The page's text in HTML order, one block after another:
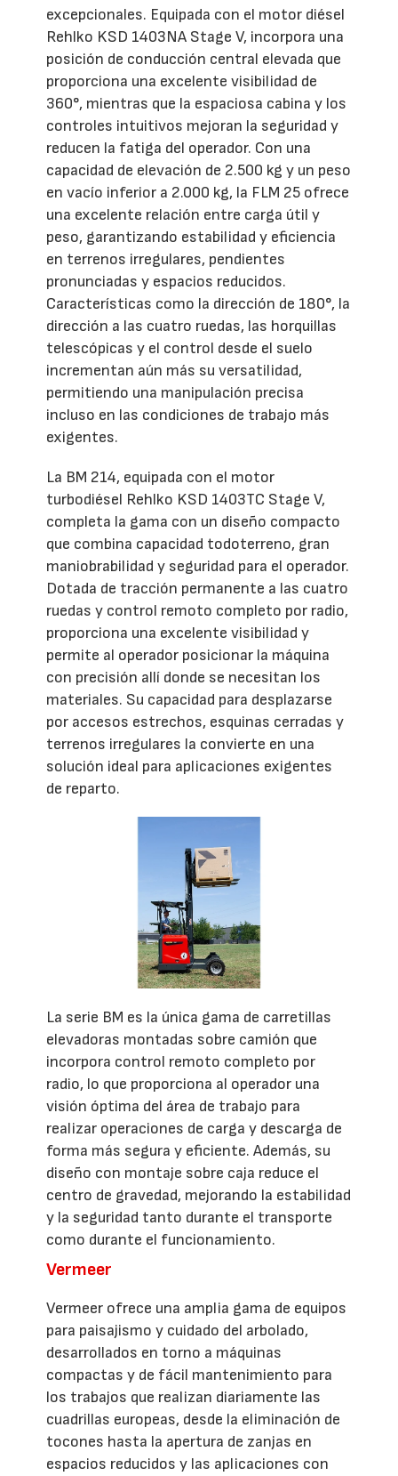
excepcionales. Equipada con el motor diésel
Rehlko KSD 1403NA Stage V, incorpora una
posición de conducción central elevada que
proporciona una excelente visibilidad de
360°, mientras que la espaciosa cabina y los
controles intuitivos mejoran la seguridad y
reducen la fatiga del operador. Con una
capacidad de elevación de 2.500 kg y un peso
en vacío inferior a 2.000 kg, la FLM 25 ofrece
una excelente relación entre carga útil y
peso, garantizando estabilidad y eficiencia
en terrenos irregulares, pendientes
pronunciadas y espacios reducidos.
Características como la dirección de 180°, la
dirección a las cuatro ruedas, las horquillas
telescópicas y el control desde el suelo
incrementan aún más su versatilidad,
permitiendo una manipulación precisa
incluso en las condiciones de trabajo más
exigentes.
La BM 214, equipada con el motor
turbodiésel Rehlko KSD 1403TC Stage V,
completa la gama con un diseño compacto
que combina capacidad todoterreno, gran
maniobrabilidad y seguridad para el operador.
Dotada de tracción permanente a las cuatro
ruedas y control remoto completo por radio,
proporciona una excelente visibilidad y
permite al operador posicionar la máquina
con precisión allí donde se necesitan los
materiales. Su capacidad para desplazarse
por accesos estrechos, esquinas cerradas y
terrenos irregulares la convierte en una
solución ideal para aplicaciones exigentes
de reparto.
La serie BM es la única gama de carretillas
elevadoras montadas sobre camión que
incorpora control remoto completo por
radio, lo que proporciona al operador una
visión óptima del área de trabajo para
realizar operaciones de carga y descarga de
forma más segura y eficiente. Además, su
diseño con montaje sobre caja reduce el
centro de gravedad, mejorando la estabilidad
y la seguridad tanto durante el transporte
como durante el funcionamiento.
Vermeer
Vermeer ofrece una amplia gama de equipos
para paisajismo y cuidado del arbolado,
desarrollados en torno a máquinas
compactas y de fácil mantenimiento para
los trabajos que realizan diariamente las
cuadrillas europeas, desde la eliminación de
tocones hasta la apertura de zanjas en
espacios reducidos y las aplicaciones con